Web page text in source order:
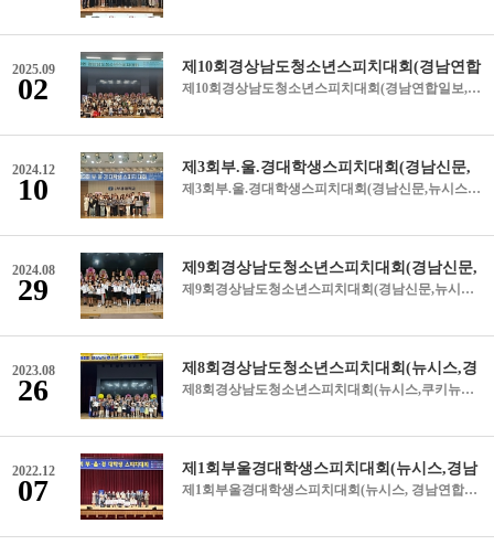
2025.09
02 제10회경상남도청소년스피치대회(경남연합일보,경남도민일보,쿠키뉴스,경남신문,CNB국회방송) https://www.gnynews.co.kr/news/articleView.html?idxno=449214(경남연합일보) https://www.idomin.com/news/articleView.html?idxno=945323(경남도민일보) https://www.kukinews.com/article/view/kuk202508310001(쿠키뉴스) https://m.knnews.co.kr/mView.php?idxno=1469295&amp;gubun=human(경남신문) http://www.ecnb.co.kr/article.php?aid=175660521886430001(CNB국회방송) (링크가 열리지 않으면 블로그 방문하시면 됩니다^^)
2024.12
10 제3회부.울.경대학생스피치대회(경남신문,뉴시스,쿠키뉴스) https://www.kukinews.com/article/view/kuk202411170034(쿠키뉴스) https://www.newsis.com/view/NISX20241118_0002963204(뉴시스) https://m.knnews.co.kr/mView.php?idxno=1447095&amp;gubun=(경남신문)
2024.08
29 제9회경상남도청소년스피치대회(경남신문,뉴시스,경남연합일보,경남도민일보,쿠키뉴스,최신뉴스) * 블로그에서 링크로 바로 확인 가능 https://blog.naver.com/miraeedu2241 https://www.knnews.co.kr/news/articleView.php?idxno=1440783(경남신문) https://mobile.newsis.com/view/NISX20240826_0002862476(뉴시스) https://www.gnynews.co.kr/news/articleView.html?idxno=427988(경남연합뉴스) https://www.idomin.com/news/articleView.html?idxno=919180(경남도민일보) https://www.kukinews.com/article/view/kuk202408270224(쿠키뉴스) https://www.newfilenews.com/news/articleView.html?idxno=1705&amp;page=2&amp;total=1255(최신뉴스) &lt;&lt;경남신문 &lt;&lt; 뉴시스___________________ &lt;&lt; 경남연합일보__________ &lt;&lt; 경남도민일보_________ &lt;&lt;쿠키뉴스________________ &lt;&lt; 최신뉴스_____________
2023.08
26 제8회경상남도청소년스피치대회(뉴시스,쿠키뉴스,경남신문) &lt;&lt;뉴시스&gt;&gt; &lt;&lt;쿠키뉴스&gt;&gt; &lt;&lt;경남신문&gt;&gt;
2022.12
07 제1회부울경대학생스피치대회(뉴시스, 경남연합일보, 경남도민일보,국제신문) 뉴시스 https://mobile.newsis.com/view.html?ar_id=NISX20221120_0002093083#_DYAD 경남연합일보 http://m.gnynews.co.kr/news/articleView.html?idxno=384811 경남도민일보 https://www.idomin.com/news/articleView.html?idxno=810594 국제신문 https://v.daum.net/v/20221122030321633